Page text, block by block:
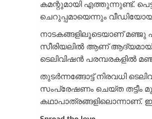
കമന്റുമായി എത്തുന്നുണ്ട്.
ചെറുപ്പമായെന്നും
നാടകങ്ങളിലൂടെയാണ് മഞ്ജു
സീരിയലിൽ ആണ്
ടെലിവിഷൻ പരമ്പരകളിൽ
തുടർന്നങ്ങോട്ട് നിരവധി
സംപ്രേഷണം ചെയ്ത തട്ടീം
കഥാപാത്രങ്ങളിലൊന്നാണ്.